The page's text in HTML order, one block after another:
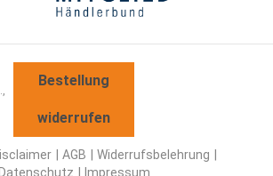
Bestellung
widerrufen
AGB
Widerrufsbelehrung
Datenschutz
Impressum